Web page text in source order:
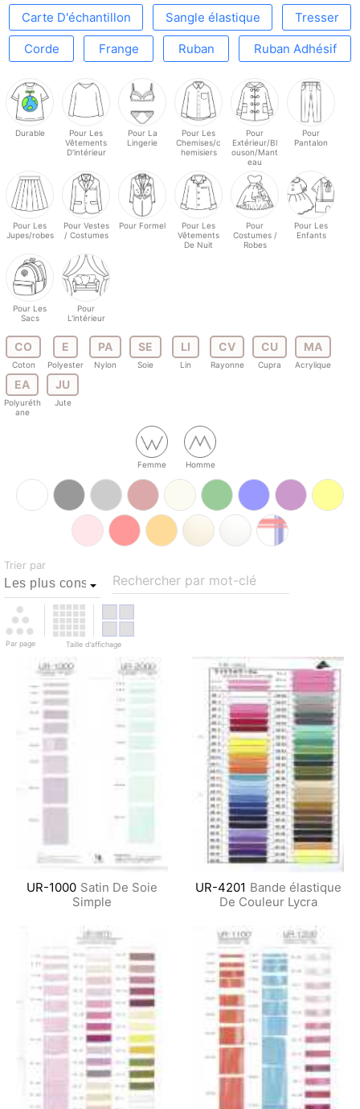
Carte D'échantillon Sangle élastique Tresser
Corde Frange Ruban Ruban Adhésif
Durable
Pour Les
Vêtements
D'intérieur
Pour La
Lingerie
Pour Les
Chemises/c
hemisiers
Pour
Extérieur/Bl
ouson/Mant
eau
Pour
Pantalon
Pour Les
Jupes/robes
Pour Vestes
/ Costumes
Pour Formel
Pour Les
Vêtements
De Nuit
Pour
Costumes /
Robes
Pour Les
Enfants
Pour Les
Sacs
Pour
L'intérieur
CO
Coton
E
Polyester
PA
Nylon
SE
Soie
LI
Lin
CV
Rayonne
CU
Cupra
MA
Acrylique
EA
Polyuréth
ane
JU
Jute
Femme Homme
Trier par
Rechercher par mot-clé
Par page Taille d’affichage
UR-1000 Satin De Soie
Simple
UR-4201 Bande élastique
De Couleur Lycra